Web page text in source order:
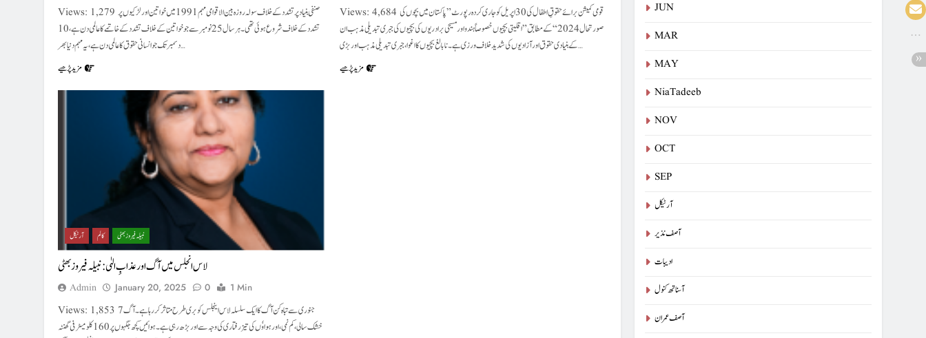
Views: 1,279 صنفی بنیاد پر تشدد کے خلاف سولہ روزہ بین الاقوامی مہم 1991 میں خواتین اور لڑکیوں پر
تشدد کے خلاف شروع ہوئی تھی۔ ہر سال 25 نومبر سے جو خواتین کے خلاف تشدد کے خاتمے کا عالمی دن ہے، 10
دسمبر تک جو انسانی حقوق کا عالمی دن ہے، یہ مہم دنیا بھر…
مزید پڑھیے
Views: 4,684 قومی کمیشن برائے حقوقِ اطفال کی 30 اپریل کو جاری کردہ رپورٹ ”پاکستان میں بچوں کی
صورتحال 2024“ کے مطابق ”اقلیتی بچیوں خصوصاً ہندو اور مسیحی برادریوں کی بچیوں کی جبری تبدیلی مذہب ان
کے بنیادی حقوق اور آزادیوں کی شدید خلاف ورزی ہے۔ نابالغ بچیوں کا اغوا، جبری تبدیلی مذہب اور بڑی…
مزید پڑھیے
آرٹیکل کالم نبیلہ فیروز بھٹی
لاس انجلس میں آگ اور عذابِ الہٰی : نبیلہ فیروز بھٹی
Admin January 20, 2025 0 1 Min
Views: 1,853 7جنوری سے تباہ کن آگ کا ایک سلسلہ لاس اینجلس کو بری طرح متاثر کر رہا ہے۔ آگ
خشک سالی، کم نمی، اور ہواوٗں کی تیز رفتاری کی وجہ سے اور بڑھ رہی ہے۔ ہوائیں کچھ جگہوں پر 160 کلو میٹر فی گھنٹہ
JUN
MAR
MAY
NiaTadeeb
NOV
OCT
SEP
آرٹیکل
آصف نذیر
ادیبات
آسناتھ کنول
آصف عمران